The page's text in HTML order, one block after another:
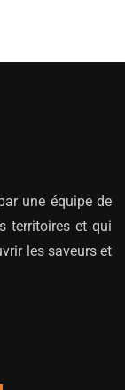
une équipe de
territoires et qui
les saveurs et